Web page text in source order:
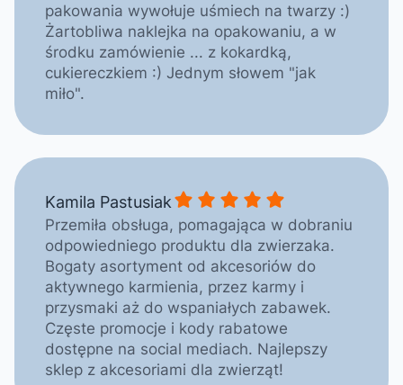
pakowania wywołuje uśmiech na twarzy :)
Żartobliwa naklejka na opakowaniu, a w
środku zamówienie ... z kokardką,
cukiereczkiem :) Jednym słowem "jak
miło".
Kamila Pastusiak
Kamila Pastusiak gave a rating
Przemiła obsługa, pomagająca w dobraniu
odpowiedniego produktu dla zwierzaka.
Bogaty asortyment od akcesoriów do
aktywnego karmienia, przez karmy i
przysmaki aż do wspaniałych zabawek.
Częste promocje i kody rabatowe
dostępne na social mediach. Najlepszy
sklep z akcesoriami dla zwierząt!